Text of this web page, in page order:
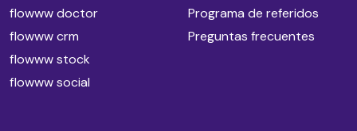
flowww doctor
flowww crm
flowww stock
flowww social
Programa de referidos
Preguntas frecuentes